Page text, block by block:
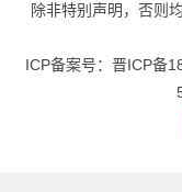
除非特别声明，否则
ICP备案号： 晋ICP备